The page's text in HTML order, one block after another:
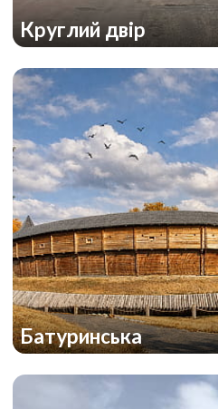
Круглий двір
Батуринська